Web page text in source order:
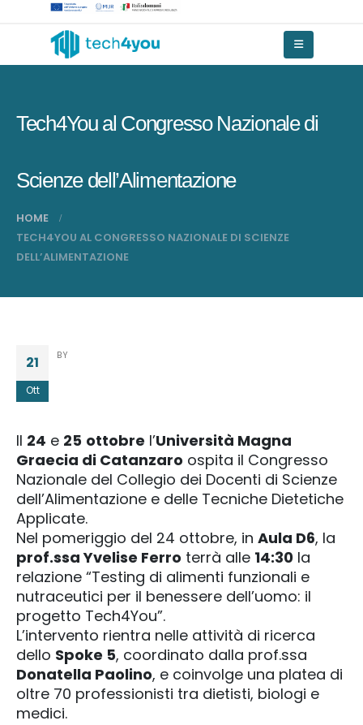
Tech4You al Congresso Nazionale di
Scienze dell’Alimentazione
HOME
TECH4YOU AL CONGRESSO NAZIONALE DI SCIENZE
DELL’ALIMENTAZIONE
21
Ott
BY
Il 24 e 25 ottobre l’Università Magna
Graecia di Catanzaro ospita il Congresso
Nazionale del Collegio dei Docenti di Scienze
dell’Alimentazione e delle Tecniche Dietetiche
Applicate.
Nel pomeriggio del 24 ottobre, in Aula D6, la
prof.ssa Yvelise Ferro terrà alle 14:30 la
relazione “Testing di alimenti funzionali e
nutraceutici per il benessere dell’uomo: il
progetto Tech4You”.
L’intervento rientra nelle attività di ricerca
dello Spoke 5, coordinato dalla prof.ssa
Donatella Paolino, e coinvolge una platea di
oltre 70 professionisti tra dietisti, biologi e
medici.